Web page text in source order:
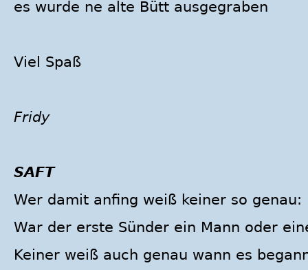
es wurde ne alte Bütt ausgegraben
Viel Spaß
Fridy
SAFT
Wer damit anfing weiß keiner so genau:
War der erste Sünder ein Mann oder
Keiner weiß auch genau wann es